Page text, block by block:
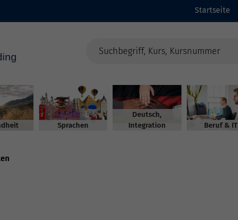
Startseite
Sprachen
Deutsch,
Integration
Beruf & IT